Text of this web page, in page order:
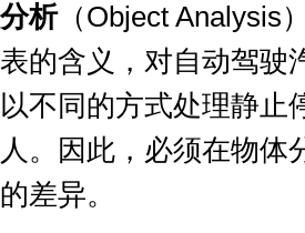
分析（Object Analysis
表的含义，对自动驾驶
以不同的方式处理静止
人。因此，必须在物体
的差异。